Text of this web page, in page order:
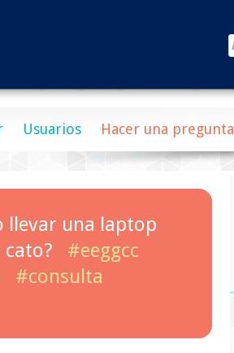
Usuarios Hacer una pregunta
llevar una laptop
cato?
#eeggcc
#consulta